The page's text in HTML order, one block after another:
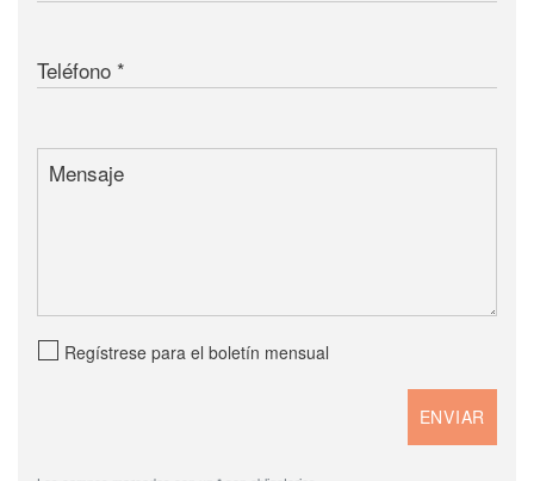
Teléfono
Mensaje
Regístrese para el boletín mensual